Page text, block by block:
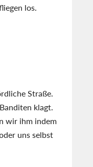
los.
Straße.
klagt.
wir ihm indem
uns selbst